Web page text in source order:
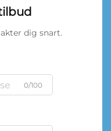
dig snart.
0/100